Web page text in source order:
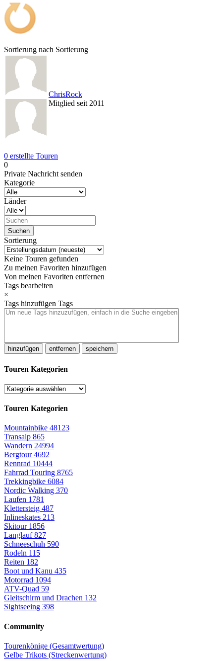
Sortierung nach Sortierung
ChrisRock
Mitglied seit 2011
0 erstellte Touren
0
Private Nachricht senden
Kategorie
Länder
Sortierung
Keine Touren gefunden
Zu meinen Favoriten hinzufügen
Von meinen Favoriten entfernen
Tags bearbeiten
×
Tags hinzufügen Tags
hinzufügen entfernen speichern
Touren Kategorien
Touren Kategorien
Mountainbike 48123
Transalp 865
Wandern 24994
Bergtour4692
Rennrad 10444
Fahrrad Touring 8765
Trekkingbike 6084
Nordic Walking 370
Laufen 1781
Klettersteig 487
Inlineskates 213
Skitour 1856
Langlauf827
Schneeschuh 590
Rodeln 115
Reiten 182
Boot und Kanu 435
Motorrad 1094
ATV-Quad 59
Gleitschirm und Drachen 132
Sightseeing 398
Community
Tourenkönige (Gesamtwertung)
Gelbe Trikots (Streckenwertung)